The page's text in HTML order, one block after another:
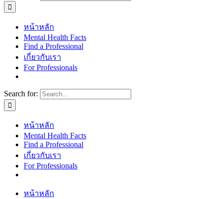
หน้าหลัก
Mental Health Facts
Find a Professional
เกี่ยวกับเรา
For Professionals
Search for:
หน้าหลัก
Mental Health Facts
Find a Professional
เกี่ยวกับเรา
For Professionals
หน้าหลัก